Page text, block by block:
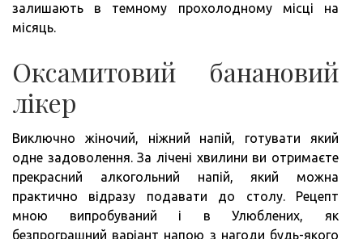
залишають в темному прохолодному місці на
місяць.
Оксамитовий банановий
лікер
Виключно жіночий, ніжний напій, готувати який
одне задоволення. За лічені хвилини ви отримаєте
прекрасний алкогольний напій, який можна
практично відразу подавати до столу. Рецепт
мною випробуваний і в Улюблених, як
безпрограшний варіант напою з нагоди будь-якого